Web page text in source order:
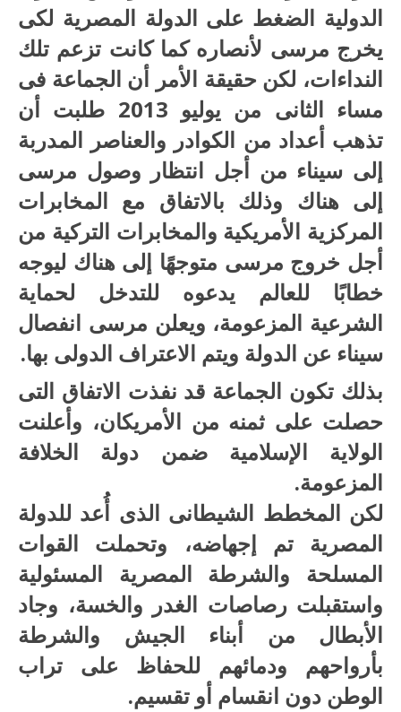
الدولية الضغط على الدولة المصرية لكى
يخرج مرسى لأنصاره كما كانت تزعم تلك
النداءات، لكن حقيقة الأمر أن الجماعة فى
مساء الثانى من يوليو 2013 طلبت أن
تذهب أعداد من الكوادر والعناصر المدربة
إلى سيناء من أجل انتظار وصول مرسى
إلى هناك وذلك بالاتفاق مع المخابرات
المركزية الأمريكية والمخابرات التركية من
أجل خروج مرسى متوجهًا إلى هناك ليوجه
خطابًا للعالم يدعوه للتدخل لحماية
الشرعية المزعومة، ويعلن مرسى انفصال
سيناء عن الدولة ويتم الاعتراف الدولى بها.
بذلك تكون الجماعة قد نفذت الاتفاق التى
حصلت على ثمنه من الأمريكان، وأعلنت
الولاية الإسلامية ضمن دولة الخلافة
المزعومة.
لكن المخطط الشيطانى الذى أُعد للدولة
المصرية تم إجهاضه، وتحملت القوات
المسلحة والشرطة المصرية المسئولية
واستقبلت رصاصات الغدر والخسة، وجاد
الأبطال من أبناء الجيش والشرطة
بأرواحهم ودمائهم للحفاظ على تراب
الوطن دون انقسام أو تقسيم.